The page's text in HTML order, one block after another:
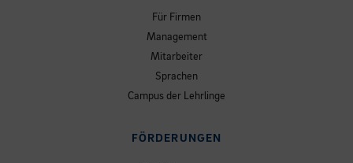
Für Firmen
Management
Mitarbeiter
Sprachen
Campus der Lehrlinge
FÖRDERUNGEN